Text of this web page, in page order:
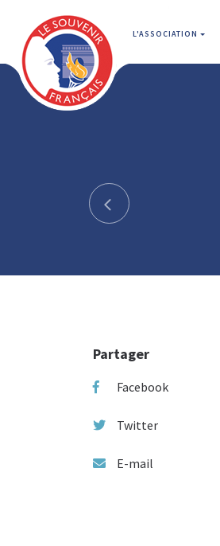
L'ASSOCIATION
Partager
Facebook
Twitter
E-mail